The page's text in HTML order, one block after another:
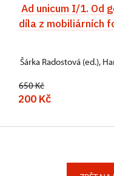
Ad unicum I/1. Od
díla z mobiliárních
Šárka Radostová (ed.),
650 Kč
200 Kč